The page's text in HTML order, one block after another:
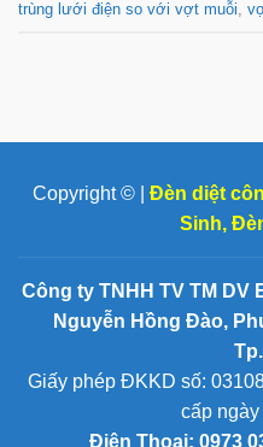
trùng lưới điện so với vợt muỗi,
Copyright © | Đèn diệt
Sinh,
Công ty TNHH TV TM DV
Nguyễn Hồng Đào,
Giấy phép ĐKKD số:
cấp ngày
Điện Thoại: 0973